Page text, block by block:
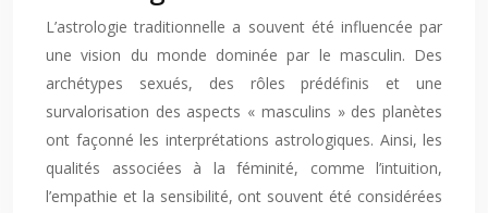
L’astrologie traditionnelle a souvent été influencée par
une vision du monde dominée par le masculin. Des
archétypes sexués, des rôles prédéfinis et une
survalorisation des aspects « masculins » des planètes
ont façonné les interprétations astrologiques. Ainsi, les
qualités associées à la féminité, comme l’intuition,
l’empathie et la sensibilité, ont souvent été considérées